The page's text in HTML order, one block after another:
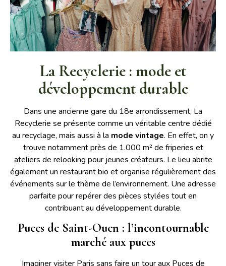
La Recyclerie : mode et
développement durable
Dans une ancienne gare du 18e arrondissement, La
Recyclerie se présente comme un véritable centre dédié
au recyclage, mais aussi à la mode vintage. En effet, on y
trouve notamment près de 1.000 m² de friperies et
ateliers de relooking pour jeunes créateurs. Le lieu abrite
également un restaurant bio et organise régulièrement des
événements sur le thème de l’environnement. Une adresse
parfaite pour repérer des pièces stylées tout en
contribuant au développement durable.
Puces de Saint-Ouen : l’incontournable
marché aux puces
Imaginer visiter Paris sans faire un tour aux Puces de